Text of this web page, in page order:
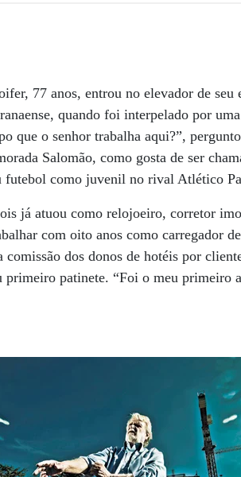
77 anos, entrou no elevador de
quando foi interpelado por
que o senhor trabalha aqui?”,
Salomão, como gosta de ser
como juvenil no rival Atlético
já atuou como relojoeiro, corretor
com oito anos como carregador
comissão dos donos de hotéis por
primeiro patinete. “Foi o meu primeiro